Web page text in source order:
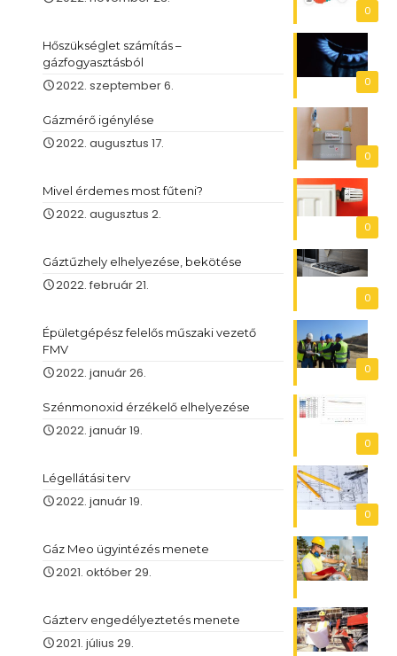
0
0
Hőszükséglet számítás –
gázfogyasztásból
2022. szeptember 6.
0
Gázmérő igénylése
2022. augusztus 17.
0
Mivel érdemes most fűteni?
2022. augusztus 2.
0
Gáztűzhely elhelyezése, bekötése
2022. február 21.
0
Épületgépész felelős műszaki vezető
FMV
2022. január 26.
0
Szénmonoxid érzékelő elhelyezése
2022. január 19.
0
Légellátási terv
2022. január 19.
Gáz Meo ügyintézés menete
2021. október 29.
Gázterv engedélyeztetés menete
2021. július 29.